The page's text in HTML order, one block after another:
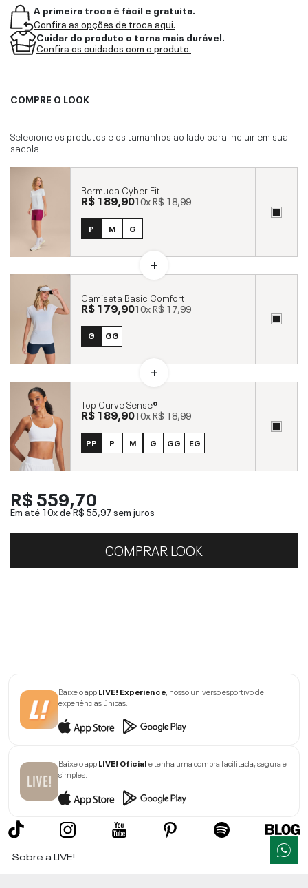
A primeira troca é fácil e gratuita.
Confira as opções de troca aqui.
Cuidar do produto o torna mais durável.
Confira os cuidados com o produto.
COMPRE O LOOK
Selecione os produtos e os tamanhos ao lado para incluir em sua
sacola.
Bermuda Cyber Fit
R$ 189,9010xR$ 18,99
P M G
Camiseta Basic Comfort
R$ 179,9010xR$ 17,99
G GG
Top Curve Sense®
R$ 189,9010xR$ 18,99
PP P M G GG EG
R$ 559,70
Em até 10x deR$ 55,97sem juros
COMPRAR LOOK
Baixe o appLIVE! Experience, nosso universo esportivo de
experiências únicas.
Baixe o appLIVE! Oficiale tenha uma compra facilitada, segura e
simples.
Sobre a LIVE!